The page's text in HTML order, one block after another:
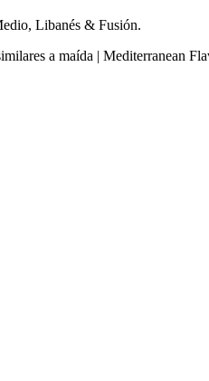
Libanés & Fusión.
a maída | Mediterranean